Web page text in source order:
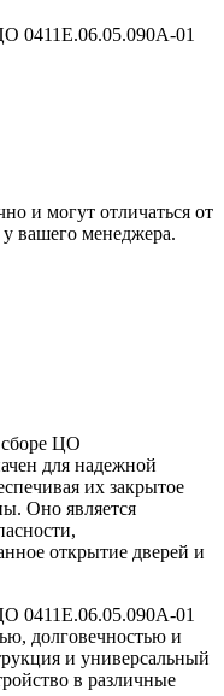
0411Е.06.05.090А-01
и могут отличаться от
вашего менеджера.
ЦО
для надежной
их закрытое
Оно является
открытие дверей и
0411Е.06.05.090А-01
долговечностью и
и универсальный
в различные